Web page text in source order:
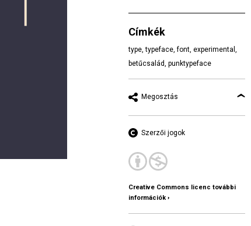
Címkék
type,typeface,font, experimental ,
betűcsalád, punktypeface
Megosztás
Szerzői jogok
Creative Commons licenc további
információk ›